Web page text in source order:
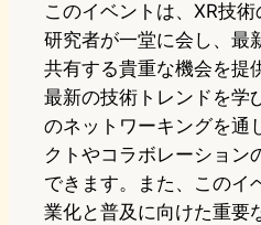
このイベントは、XR技
研究者が一堂に会し、最
共有する貴重な機会を提
最新の技術トレンドを学
のネットワーキングを通
クトやコラボレーション
できます。また、このイ
業化と普及に向けた重要